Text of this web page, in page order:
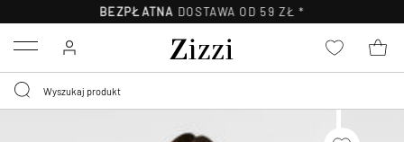
BEZPŁATNA DOSTAWA OD 59 ZŁ *
Menu